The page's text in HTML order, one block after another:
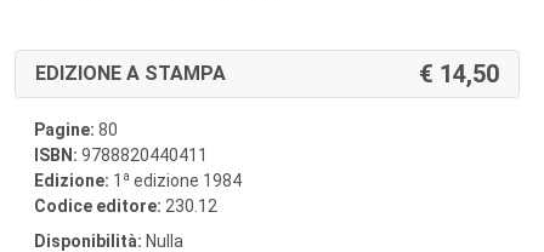
EDIZIONE A STAMPA 14,50
Pagine: 80
ISBN: 9788820440411
Edizione: 1 a edizione 1984
Codice editore: 230.12
Disponibilità: Nulla